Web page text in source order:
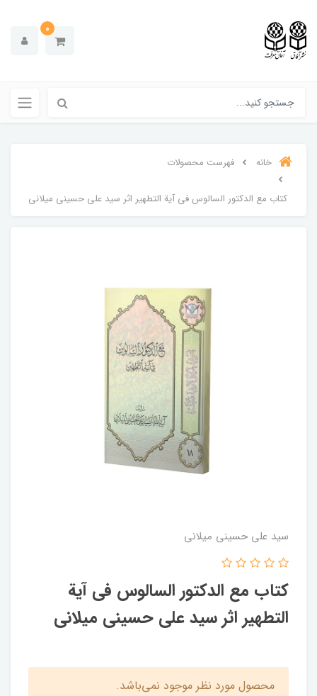
0
خانه فهرست محصولات
کتاب مع الدکتور السالوس فی آیة التطهیر اثر سید علی حسینی میلانی
سید علی حسینی میلانی
کتاب مع الدکتور السالوس فی آیة
التطهیر اثر سید علی حسینی میلانی
محصول مورد نظر موجود نمی‌باشد.